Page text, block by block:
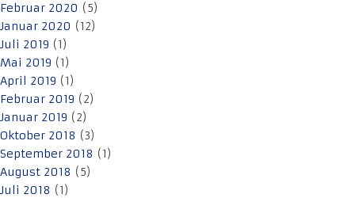
Februar 2020 (5)
Januar 2020 (12)
Juli 2019 (1)
Mai 2019 (1)
April 2019 (1)
Februar 2019 (2)
Januar 2019 (2)
Oktober 2018 (3)
September 2018 (1)
August 2018 (5)
Juli 2018 (1)